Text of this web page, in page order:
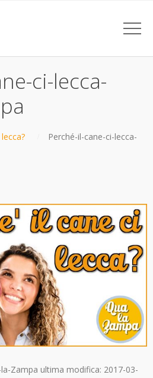
ci-lecca-
Perché-il-cane-ci-lecca-
Zampa ultima modifica: 2017-03-